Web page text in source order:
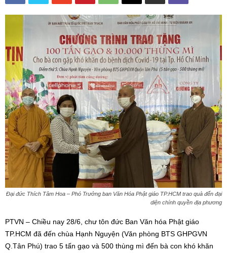
Đại đức Thích Tâm Hoa – Phó Trưởng ban Văn Hóa Phật giáo TP.HCM trao quà đến đại
diện chính quyền địa phương
PTVN – Chiều nay 28/6, chư tôn đức Ban Văn hóa Phật giáo
TP.HCM đã đến chùa Hạnh Nguyện (Văn phòng BTS GHPGVN
Q.Tân Phú) trao 5 tấn gạo và 500 thùng mì đến bà con khó khăn